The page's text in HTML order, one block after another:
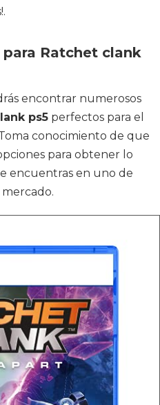
Ratchet clank
encontrar numerosos
ps5 perfectos para el
conocimiento de que
para obtener lo
encuentras en uno de
mercado.